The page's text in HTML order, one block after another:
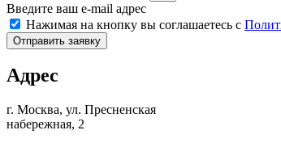
Введите ваш e-mail адрес
Нажимая на кнопку вы соглашаетесь с
Отправить заявку
Адрес
г. Москва, ул. Пресненская
набережная, 2